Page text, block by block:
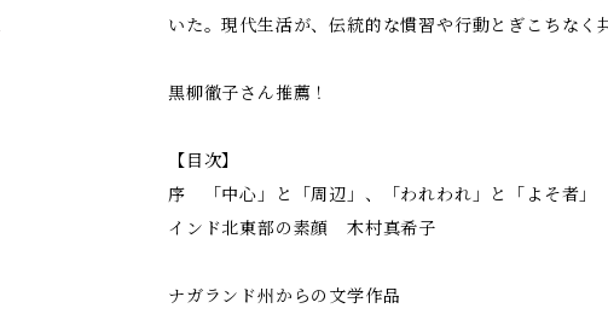
いた。現代生活が、伝統的な慣習や行動とぎこちな
黒柳徹子さん推薦！
【目次】
序 「中心」と「周辺」、「われわれ」と「よそ者
インド北東部の素顔 木村真希子
ナガランド州からの文学作品